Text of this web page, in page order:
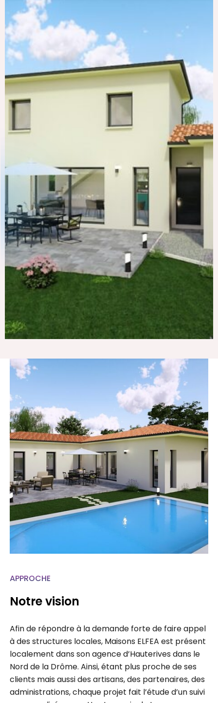
APPROCHE
Notre vision
à des structures locales, Maisons ELFEA est présent
localement dans son agence d’Hauterives dans le
Nord de la Drôme. Ainsi, étant plus proche de ses
clients mais aussi des artisans, des partenaires, des
administrations, chaque projet fait l’étude d’un suivi
personnalisé permettant un gain de temps…